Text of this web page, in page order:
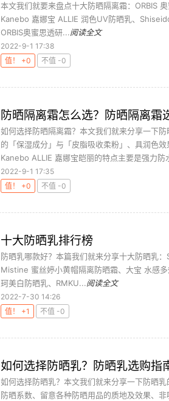
本文我们就要来盘点十大防晒隔离霜：ORBIS
Kanebo 嘉娜宝 ALLIE 润色UV防晒乳、
ORBIS奥蜜思透研...阅读全文
2022-9-1 17:38
值！ +0
不值 -0
防晒隔离霜怎么选？防晒隔离霜
如何选择防晒隔离霜？本文我们就来分享一下
的「保湿成分」与「皮脂吸收柔粉」、具润色
Kanebo ALLIE 嘉娜宝皑丽的特点主要是强力防
2022-9-1 17:35
值！ +0
不值 -0
十大防晒乳排行榜
防晒乳哪款好？本篇我们就来分享十大防晒乳
Mistine 蜜丝婷小黄帽隔离防晒霜、大宝 水感
珂美白防晒乳、RMKU...阅读全文
2022-7-30 14:26
值！ +1
不值 -0
如何选择防晒乳？防晒乳选购指
如何选择防晒乳？本文我们就来分享一下防晒
防晒系数、留意各种防晒用品的质地及效果、